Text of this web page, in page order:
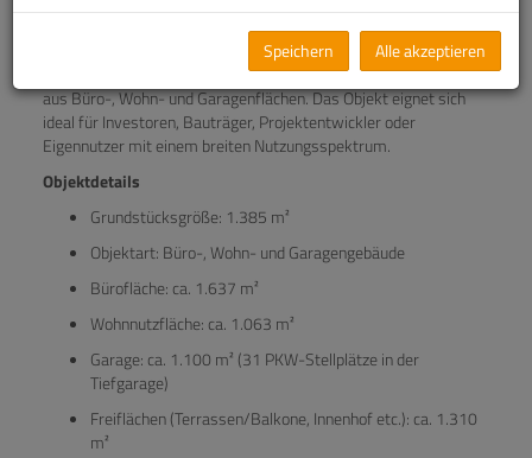
Garage – Pastorstraße 45, 1210 Wien
In der aufstrebenden Wiener Lage Floridsdorf präsentieren wir
ein vielseitiges Immobilienprojekt mit einem durchdachten Mix
aus Büro-, Wohn- und Garagenflächen. Das Objekt eignet sich
ideal für Investoren, Bauträger, Projektentwickler oder
Eigennutzer mit einem breiten Nutzungsspektrum.
Objektdetails
Grundstücksgröße: 1.385 m²
Objektart: Büro-, Wohn- und Garagengebäude
Bürofläche: ca. 1.637 m²
Wohnnutzfläche: ca. 1.063 m²
Garage: ca. 1.100 m² (31 PKW-Stellplätze in der
Tiefgarage)
Freiflächen (Terrassen/Balkone, Innenhof etc.): ca. 1.310
m²
Speichern Alle akzeptieren